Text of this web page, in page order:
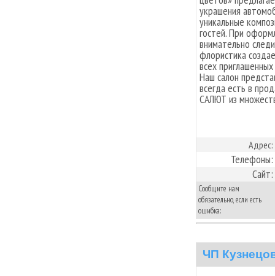
украшения
уникальные
гостей. При
внимательно
флористика
всех
Наш салон
всегда есть в
САЛЮТ из
Адрес:
Телефоны:
Сайт:
Сообщите нам
обязательно, если есть
ошибка:
ЧП